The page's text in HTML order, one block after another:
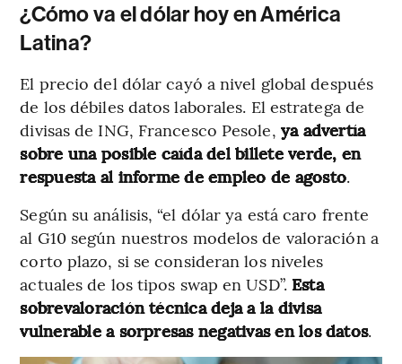
¿Cómo va el dólar hoy en América
Latina?
El precio del dólar cayó a nivel global después
de los débiles datos laborales. El estratega de
divisas de ING, Francesco Pesole, ya advertía
sobre una posible caída del billete verde, en
respuesta al informe de empleo de agosto.
Según su análisis, “el dólar ya está caro frente
al G10 según nuestros modelos de valoración a
corto plazo, si se consideran los niveles
actuales de los tipos swap en USD”. Esta
sobrevaloración técnica deja a la divisa
vulnerable a sorpresas negativas en los datos.